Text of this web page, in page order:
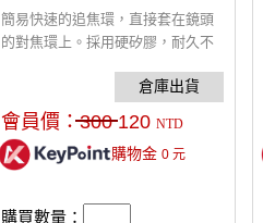
簡易快速的追焦環，直接套在鏡頭
的對焦環上。採用硬矽膠，耐久不
傷。 採用特殊X型矽膠環，固定後
不易位移，抓力超強。
會員價：300 120 NTD
購物金 0元
購買數量：